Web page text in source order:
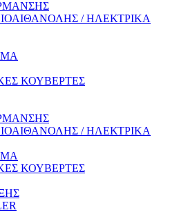
/ ΗΛΕΚΤΡΙΚΑ
ΚΟΥΒΕΡΤΕΣ
/ ΗΛΕΚΤΡΙΚΑ
ΚΟΥΒΕΡΤΕΣ